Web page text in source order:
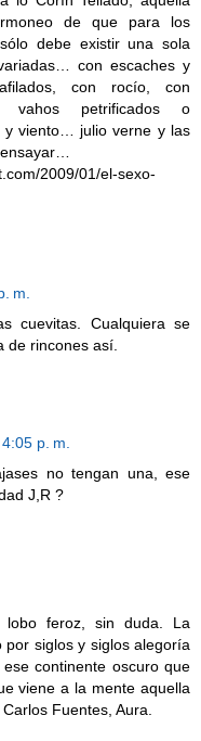
de que para los
debe existir una sola
con escaches y
con rocío, con
vahos petrificados o
y viento… julio verne y las
2009/01/el-sexo-
m.
cuevitas. Cualquiera se
de rincones así.
p. m.
no tengan una, ese
J,R ?
lobo feroz, sin duda. La
siglos y siglos alegoría
continente oscuro que
viene a la mente aquella
Fuentes, Aura.